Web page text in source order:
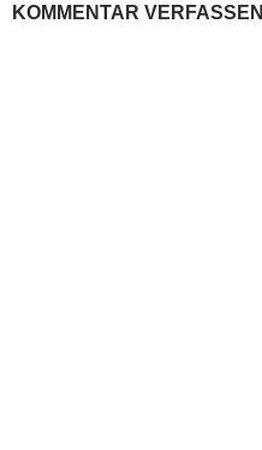
KOMMENTAR VERFASSEN